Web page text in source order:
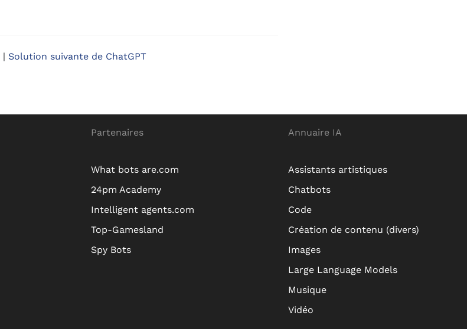
| Solution suivante de ChatGPT
Partenaires
What bots are.com
24pm Academy
Intelligent agents.com
Top-Gamesland
Spy Bots
Annuaire IA
Assistants artistiques
Chatbots
Code
Création de contenu (divers)
Images
Large Language Models
Musique
Vidéo